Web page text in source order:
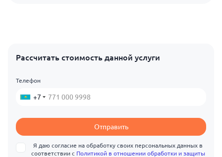
Рассчитать стоимость данной услуги
Телефон
+7
Отправить
Я даю согласие на обработку своих персональных данных в
соответствии с Политикой в отношении обработки и защиты